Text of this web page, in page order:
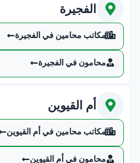
الفجيرة
مكاتب محامين في الفجيرة
محامون في الفجيرة
أم القيوين
مكاتب محامين في أم القيوين
محامون في أم القيوين